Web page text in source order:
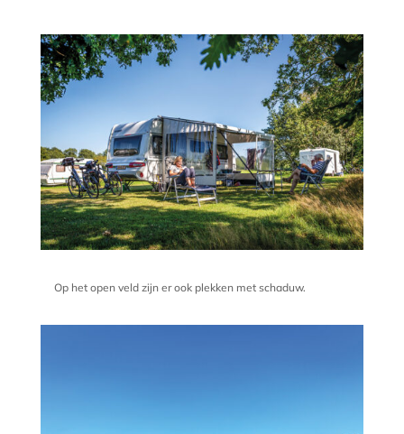
Op het open veld zijn er ook plekken met schaduw.